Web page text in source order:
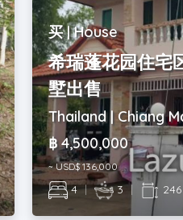
买 | House
希瑞蓬花园住宅
墅出售
Thailand | Chiang
฿ 4,500,000
~ USD$ 136,000
4 | 3 |